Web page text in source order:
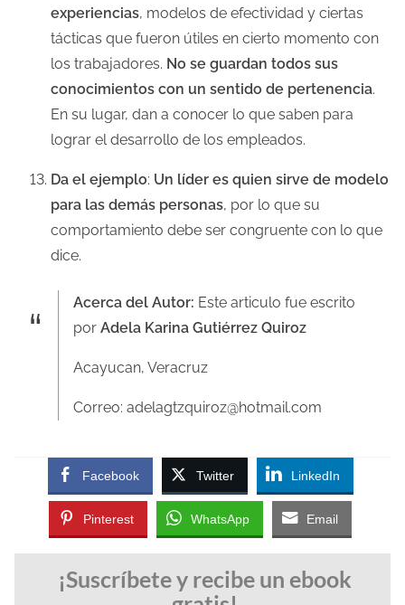
experiencias, modelos de efectividad y ciertas
tácticas que fueron útiles en cierto momento con
los trabajadores. No se guardan todos sus
conocimientos con un sentido de pertenencia.
En su lugar, dan a conocer lo que saben para
lograr el desarrollo de los empleados.
Da el ejemplo: Un líder es quien sirve de modelo
para las demás personas, por lo que su
comportamiento debe ser congruente con lo que
dice.
Acerca del Autor: Este articulo fue escrito
por Adela Karina Gutiérrez Quiroz
Acayucan, Veracruz
Correo: adelagtzquiroz@hotmail.com
Facebook Twitter LinkedIn
Pinterest WhatsApp Email